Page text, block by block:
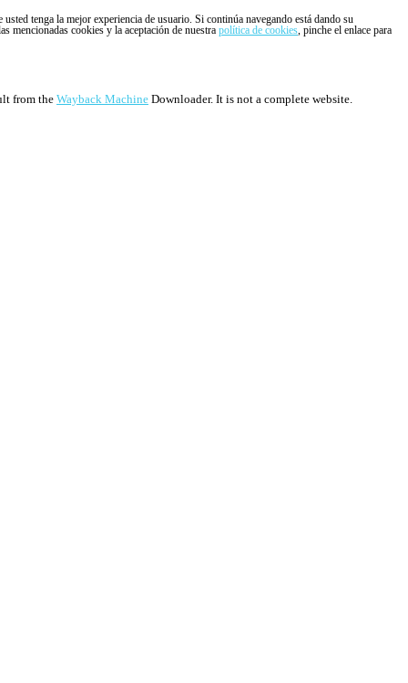
tenga la mejor experiencia de usuario. Si continúa navegando está dando su
mencionadas cookies y la aceptación de nuestra política de cookies, pinche el enlace para
from the Wayback Machine Downloader. It is not a complete website.